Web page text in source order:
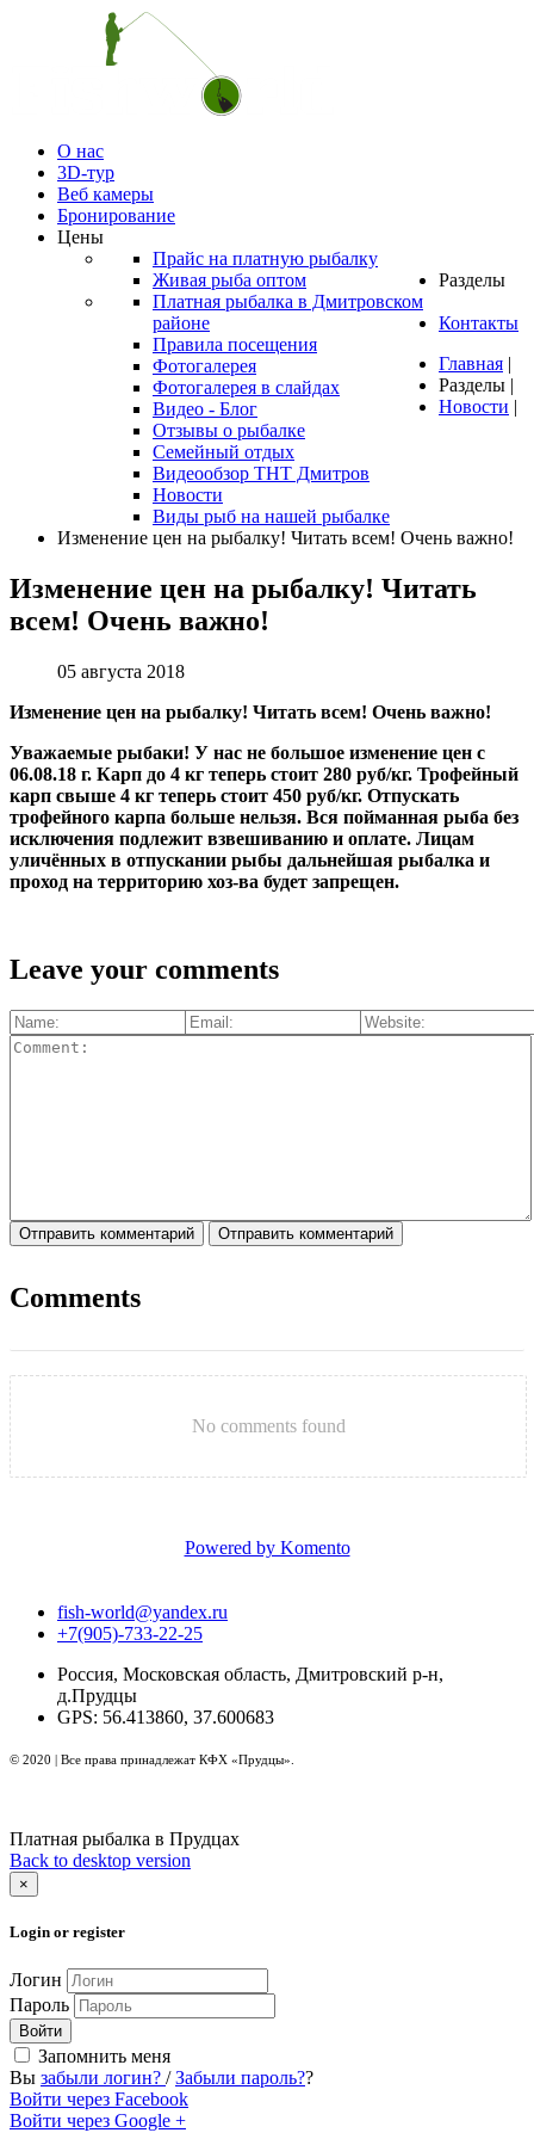
О нас
3D-тур
Веб камеры
Бронирование
Цены
Прайс на платную рыбалку
Живая рыба оптом
Разделы
Платная рыбалка в Дмитровском
районе
Правила посещения
Фотогалерея
Фотогалерея в слайдах
Видео - Блог
Отзывы о рыбалке
Семейный отдых
Видеообзор ТНТ Дмитров
Новости
Виды рыб на нашей рыбалке
Контакты
Главная |
Разделы |
Новости |
Изменение цен на рыбалку! Читать всем! Очень важно!
Изменение цен на рыбалку! Читать
всем! Очень важно!
05 августа 2018
Изменение цен на рыбалку! Читать всем! Очень важно!
Уважаемые рыбаки! У нас не большое изменение цен с
06.08.18 г. Карп до 4 кг теперь стоит 280 руб/кг. Трофейный
карп свыше 4 кг теперь стоит 450 руб/кг. Отпускать
трофейного карпа больше нельзя. Вся пойманная рыба без
исключения подлежит взвешиванию и оплате. Лицам
уличённых в отпускании рыбы дальнейшая рыбалка и
проход на территорию хоз-ва будет запрещен.
Leave your comments
Отправить комментарий Отправить комментарий
Comments
No comments found
Powered by Komento
fish-world@yandex.ru
+7(905)-733-22-25
Россия, Московская область, Дмитровский р-н,
д.Прудцы
GPS: 56.413860, 37.600683
© 2020 | Все права принадлежат КФХ «Прудцы».
Платная рыбалка в Прудцах
Back to desktop version
×
Login or register
Логин
Пароль
Войти
Запомнить меня
Вы забыли логин? /Забыли пароль??
Войти через Facebook
Войти через Google +